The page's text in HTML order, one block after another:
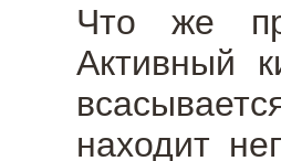
Что же
Активный
находит